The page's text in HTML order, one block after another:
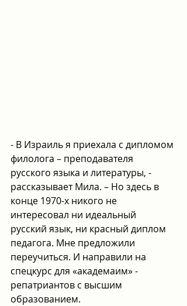
- В Израиль я приехала с дипломом
филолога – преподавателя
русского языка и литературы, -
рассказывает Мила. – Но здесь в
конце 1970-х никого не
интересовал ни идеальный
русский язык, ни красный диплом
педагога. Мне предложили
переучиться. И направили на
спецкурс для «академаим» -
репатриантов с высшим
образованием.